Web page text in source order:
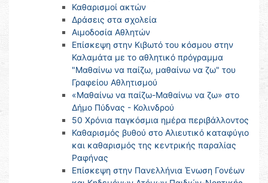
Καθαρισμοί ακτών
Δράσεις στα σχολεία
Αιμοδοσία Αθλητών
Επίσκεψη στην Κιβωτό του κόσμου στην
Καλαμάτα με το αθλητικό πρόγραμμα
"Μαθαίνω να παίζω, μαθαίνω να ζω" του
Γραφείου Αθλητισμού
«Μαθαίνω να παίζω-Μαθαίνω να ζω» στο
Δήμο Πύδνας - Κολινδρού
50 Χρόνια παγκόσμια ημέρα περιβάλλοντος
Καθαρισμός βυθού στο Αλιευτικό καταφύγιο
και καθαρισμός της κεντρικής παραλίας
Ραφήνας
Επίσκεψη στην Πανελλήνια Ένωση Γονέων